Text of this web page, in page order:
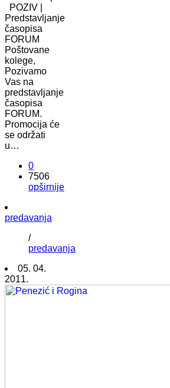
POZIV |
Predstavljanje
časopisa
FORUM
Poštovane
kolege,
Pozivamo
Vas na
predstavljanje
časopisa
FORUM.
Promocija će
se održati
u…
0
7506
opširnije
predavanja
/
predavanja
05. 04.
2011.